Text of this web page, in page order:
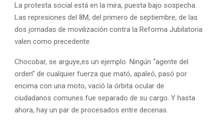
La protesta social está en la mira, puesta bajo sospecha.
Las represiones del 8M, del primero de septiembre, de las
dos jornadas de movilización contra la Reforma Jubilatoria
valen como precedente.
Chocobar, se arguye,es un ejemplo. Ningún “agente del
orden” de cualquier fuerza que mató, apaleó, pasó por
encima con una moto, vació la órbita ocular de
ciudadanos comunes fue separado de su cargo. Y hasta
ahora, hay un par de procesados entre decenas.